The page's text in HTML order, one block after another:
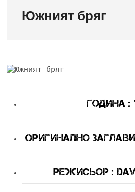
Южният бряг
Година :
Оригинално
Режисьор :